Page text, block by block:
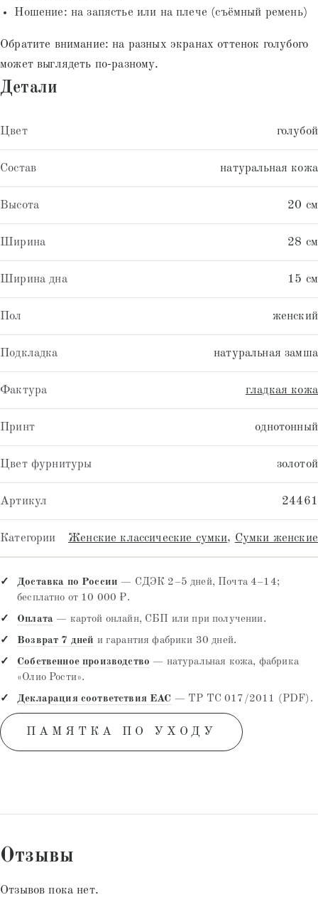
Ношение: на запястье или на плече (съёмный ремень)
Обратите внимание: на разных экранах оттенок голубого
может выглядеть по-разному.
Детали
Цвет голубой
Состав натуральная кожа
Высота 20 см
Ширина 28 см
Ширина дна 15 см
Пол женский
Подкладка натуральная замша
Фактура гладкая кожа
Принт однотонный
Цвет фурнитуры золотой
Артикул 24461
Категории Женские классические сумки, Сумки женские
Доставка по России — СДЭК 2–5 дней, Почта 4–14;
бесплатно от 10 000 ₽.
Оплата — картой онлайн, СБП или при получении.
Возврат 7 дней и гарантия фабрики 30 дней.
Собственное производство — натуральная кожа, фабрика
«Олио Рости».
Декларация соответствия EAC — ТР ТС 017/2011 (PDF).
ПАМЯТКА ПО УХОДУ
Отзывы
Отзывов пока нет.